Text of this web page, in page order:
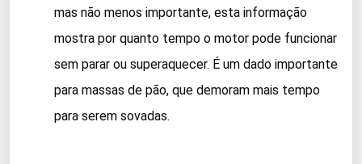
mas não menos importante, esta informação
mostra por quanto tempo o motor pode funcionar
sem parar ou superaquecer. É um dado importante
para massas de pão, que demoram mais tempo
para serem sovadas.